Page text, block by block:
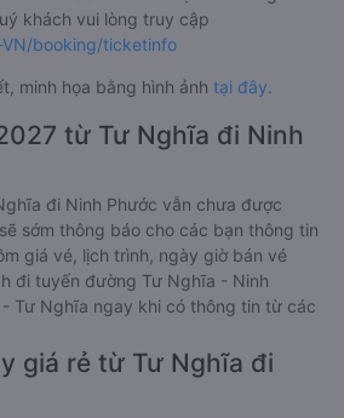
khách vui lòng truy cập
booking/ticketinfo
minh họa bằng hình ảnh tại đây.
từ Tư Nghĩa đi Ninh
đi Ninh Phước vẫn chưa được
sớm thông báo cho các bạn thông tin
giá vé, lịch trình, ngày giờ bán vé
đi tuyến đường Tư Nghĩa - Ninh
Tư Nghĩa ngay khi có thông tin từ các
giá rẻ từ Tư Nghĩa đi